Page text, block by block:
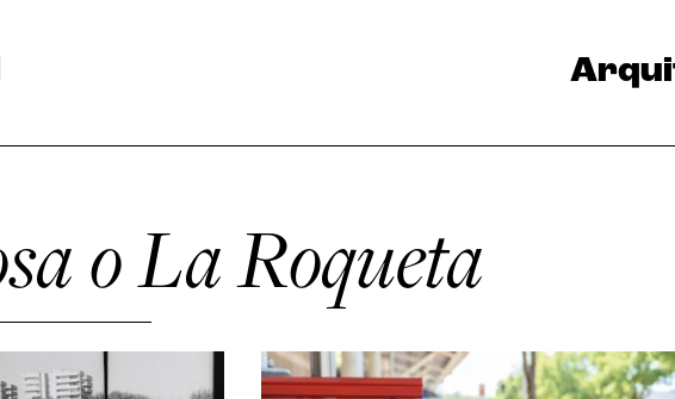
o La Roqueta